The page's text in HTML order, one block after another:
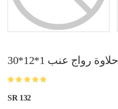
حلاوة رواج عنب 1*12*30
SR 132